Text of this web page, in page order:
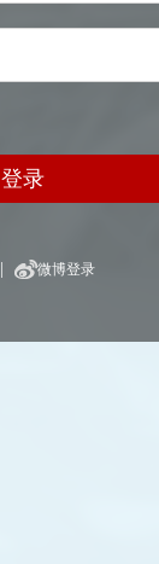
登录
微博登录